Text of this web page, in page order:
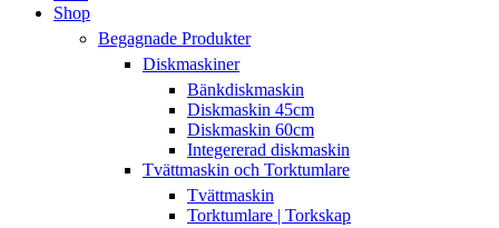
Shop
Begagnade Produkter
Diskmaskiner
Bänkdiskmaskin
Diskmaskin 45cm
Diskmaskin 60cm
Integererad diskmaskin
Tvättmaskin och Torktumlare
Tvättmaskin
Torktumlare | Torkskap